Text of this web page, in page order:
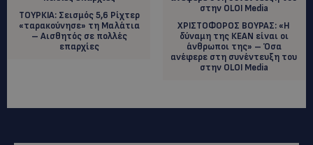
ΤΟΥΡΚΙΑ: Σεισμός 5,6 Ρίχτερ
«ταρακούνησε» τη Μαλάτια
– Αισθητός σε πολλές
επαρχίες
ΧΡΙΣΤΟΦΟΡΟΣ ΒΟΥΡΑΣ: «Η
δύναμη της ΚΕΑΝ είναι οι
άνθρωποι της» – Όσα
ανέφερε στη συνέντευξη του
στην OLOI Media